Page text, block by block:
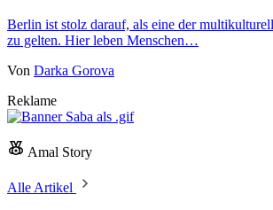
Berlin ist stolz darauf, als eine der
zu gelten. Hier leben Menschen…
Von Darka Gorova
Reklame
Amal Story
Alle Artikel